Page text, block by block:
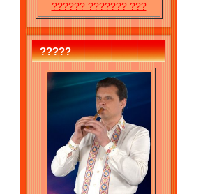
?????? ??????? ???
?????